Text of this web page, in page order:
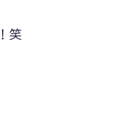
笑